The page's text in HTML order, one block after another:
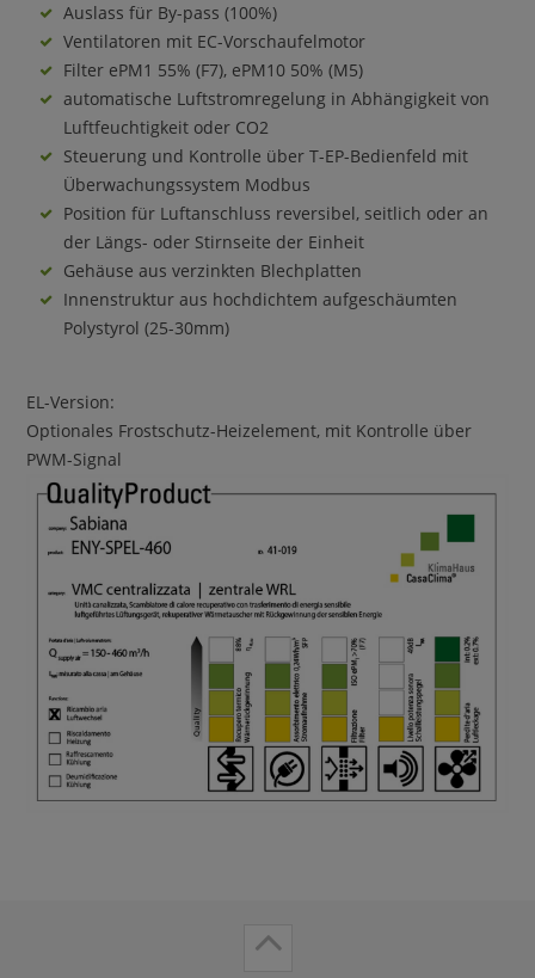
Auslass für By-pass (100%)
Ventilatoren mit EC-Vorschaufelmotor
Filter ePM1 55% (F7), ePM10 50% (M5)
automatische Luftstromregelung in Abhängigkeit von
Luftfeuchtigkeit oder CO2
Steuerung und Kontrolle über T-EP-Bedienfeld mit
Überwachungssystem Modbus
Position für Luftanschluss reversibel, seitlich oder an
der Längs- oder Stirnseite der Einheit
Gehäuse aus verzinkten Blechplatten
Innenstruktur aus hochdichtem aufgeschäumten
Polystyrol (25-30mm)
EL-Version:
Optionales Frostschutz-Heizelement, mit Kontrolle über
PWM-Signal